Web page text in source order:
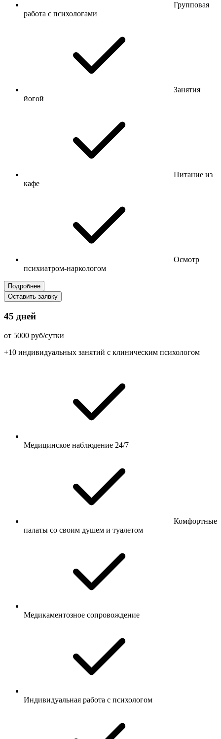
Групповая
работа с психологами
Занятия
йогой
Питание из
кафе
Осмотр
психиатром-наркологом
Подробнее
Оставить заявку
45 дней
от 5000 руб/сутки
+10 индивидуальных занятий с клиническим психологом
Медицинское наблюдение 24/7
Комфортные
палаты со своим душем и туалетом
Медикаментозное сопровождение
Индивидуальная работа с психологом